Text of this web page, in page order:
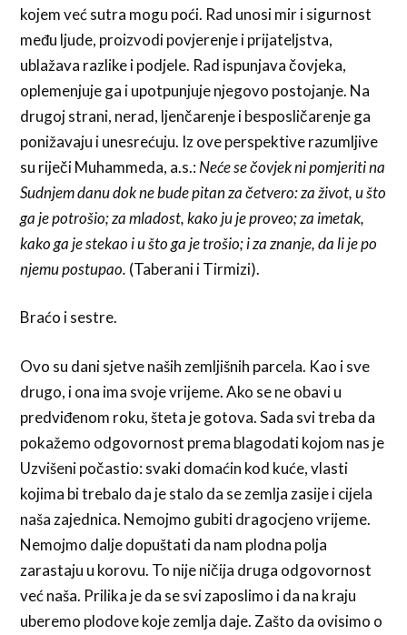
kojem već sutra mogu poći. Rad unosi mir i sigurnost
među ljude, proizvodi povjerenje i prijateljstva,
ublažava razlike i podjele. Rad ispunjava čovjeka,
oplemenjuje ga i upotpunjuje njegovo postojanje. Na
drugoj strani, nerad, ljenčarenje i besposličarenje ga
ponižavaju i unesrećuju. Iz ove perspektive razumljive
su riječi Muhammeda, a.s.:Neće se čovjek ni pomjeriti na
Sudnjem danu dok ne bude pitan za četvero: za život, u što
ga je potrošio; za mladost, kako ju je proveo; za imetak,
kako ga je stekao i u što ga je trošio; i za znanje, da li je po
njemu postupao. (Taberani i Tirmizi).
Braćo i sestre.
Ovo su dani sjetve naših zemljišnih parcela. Kao i sve
drugo, i ona ima svoje vrijeme. Ako se ne obavi u
predviđenom roku, šteta je gotova. Sada svi treba da
pokažemo odgovornost prema blagodati kojom nas je
Uzvišeni počastio: svaki domaćin kod kuće, vlasti
kojima bi trebalo da je stalo da se zemlja zasije i cijela
naša zajednica. Nemojmo gubiti dragocjeno vrijeme.
Nemojmo dalje dopuštati da nam plodna polja
zarastaju u korovu. To nije ničija druga odgovornost
već naša. Prilika je da se svi zaposlimo i da na kraju
uberemo plodove koje zemlja daje. Zašto da ovisimo o